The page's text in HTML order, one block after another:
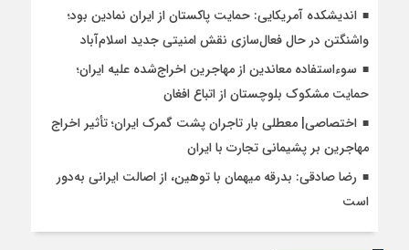
اندیشکده آمریکایی: حمایت پاکستان از ایران نمادین بود؛
واشنگتن در حال فعال‌سازی نقش امنیتی جدید اسلام‌آباد
سوءاستفاده معاندین از مهاجرین اخراج‌شده علیه ایران؛
حمایت مشکوک بلوچستان از اتباع افغان
اختصاصی| معطلی بار تاجران پشت گمرک ایران؛ تأثیر اخراج
مهاجرین بر پشیمانی تجارت با ایران
رضا صادقی: بدرقه میهمان با توهین، از اصالت ایرانی به‌دور
است